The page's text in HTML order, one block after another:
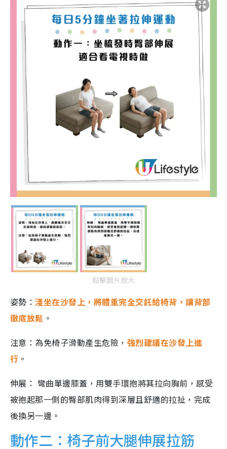
點擊圖片放大
姿勢：淺坐在沙發上，將體重完全交託給椅背，讓背部
徹底放鬆 。
注意：為免椅子滑動產生危險， 強烈建議在沙發上進
行 。
伸展： 彎曲單邊膝蓋，用雙手環抱將其拉向胸前，感受
被抱起那一側的臀部肌肉得到深層且舒適的拉扯，完成
後換另一邊。
動作二：椅子前大腿伸展拉筋